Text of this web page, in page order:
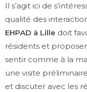
Il s’agit ici de
qualité des
EHPAD à Lille doit
résidents et
sentir comme à la
une visite
et discuter avec les